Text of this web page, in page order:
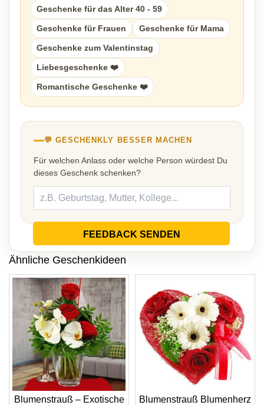
Geschenke für das Alter 40 - 59
Geschenke für Frauen Geschenke für Mama
Geschenke zum Valentinstag
Liebesgeschenke ❤️
Romantische Geschenke ❤️
💬 GESCHENKLY BESSER MACHEN
Für welchen Anlass oder welche Person würdest Du
dieses Geschenk schenken?
FEEDBACK SENDEN
Ähnliche Geschenkideen
Blumenstrauß – Exotische
Blumenstrauß Blumenherz